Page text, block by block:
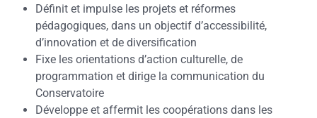
Définit et impulse les projets et réformes
pédagogiques, dans un objectif d’accessibilité,
d’innovation et de diversification
Fixe les orientations d’action culturelle, de
programmation et dirige la communication du
Conservatoire
Développe et affermit les coopérations dans les